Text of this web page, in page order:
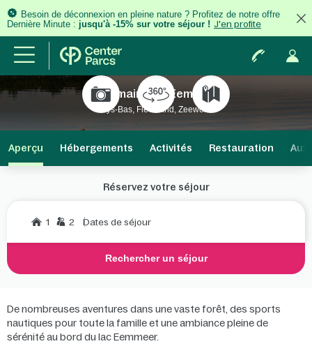
Besoin de déconnexion en pleine nature ? Profitez de notre offre
Dernière Minute : jusqu'à -15% sur votre séjour ! J'en profite
Domaine De Eemhof
Pays-Bas, Flevoland, Zeewolde
Aperçu Hébergements Activités Restauration Aux
Réservez votre séjour
1 2 Dates de séjour
Rechercher un séjour
De nombreuses aventures dans une vaste forêt, des sports
nautiques pour toute la famille et une ambiance pleine de
sérénité au bord du lac Eemmeer.